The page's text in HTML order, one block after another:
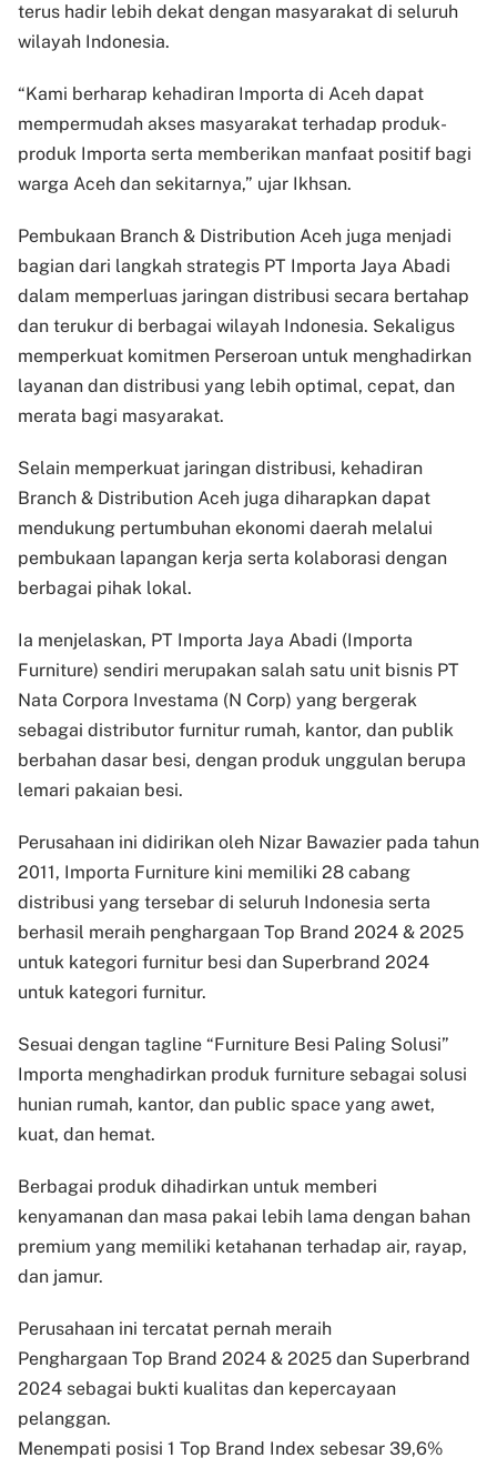
terus hadir lebih dekat dengan masyarakat di seluruh
wilayah Indonesia.
“Kami berharap kehadiran Importa di Aceh dapat
mempermudah akses masyarakat terhadap produk-
produk Importa serta memberikan manfaat positif bagi
warga Aceh dan sekitarnya,” ujar Ikhsan.
Pembukaan Branch & Distribution Aceh juga menjadi
bagian dari langkah strategis PT Importa Jaya Abadi
dalam memperluas jaringan distribusi secara bertahap
dan terukur di berbagai wilayah Indonesia. Sekaligus
memperkuat komitmen Perseroan untuk menghadirkan
layanan dan distribusi yang lebih optimal, cepat, dan
merata bagi masyarakat.
Selain memperkuat jaringan distribusi, kehadiran
Branch & Distribution Aceh juga diharapkan dapat
mendukung pertumbuhan ekonomi daerah melalui
pembukaan lapangan kerja serta kolaborasi dengan
berbagai pihak lokal.
Ia menjelaskan, PT Importa Jaya Abadi (Importa
Furniture) sendiri merupakan salah satu unit bisnis PT
Nata Corpora Investama (N Corp) yang bergerak
sebagai distributor furnitur rumah, kantor, dan publik
berbahan dasar besi, dengan produk unggulan berupa
lemari pakaian besi.
Perusahaan ini didirikan oleh Nizar Bawazier pada tahun
2011, Importa Furniture kini memiliki 28 cabang
distribusi yang tersebar di seluruh Indonesia serta
berhasil meraih penghargaan Top Brand 2024 & 2025
untuk kategori furnitur besi dan Superbrand 2024
untuk kategori furnitur.
Sesuai dengan tagline “Furniture Besi Paling Solusi”
Importa menghadirkan produk furniture sebagai solusi
hunian rumah, kantor, dan public space yang awet,
kuat, dan hemat.
Berbagai produk dihadirkan untuk memberi
kenyamanan dan masa pakai lebih lama dengan bahan
premium yang memiliki ketahanan terhadap air, rayap,
dan jamur.
Perusahaan ini tercatat pernah meraih
Penghargaan Top Brand 2024 & 2025 dan Superbrand
2024 sebagai bukti kualitas dan kepercayaan
pelanggan.
Menempati posisi 1 Top Brand Index sebesar 39,6%